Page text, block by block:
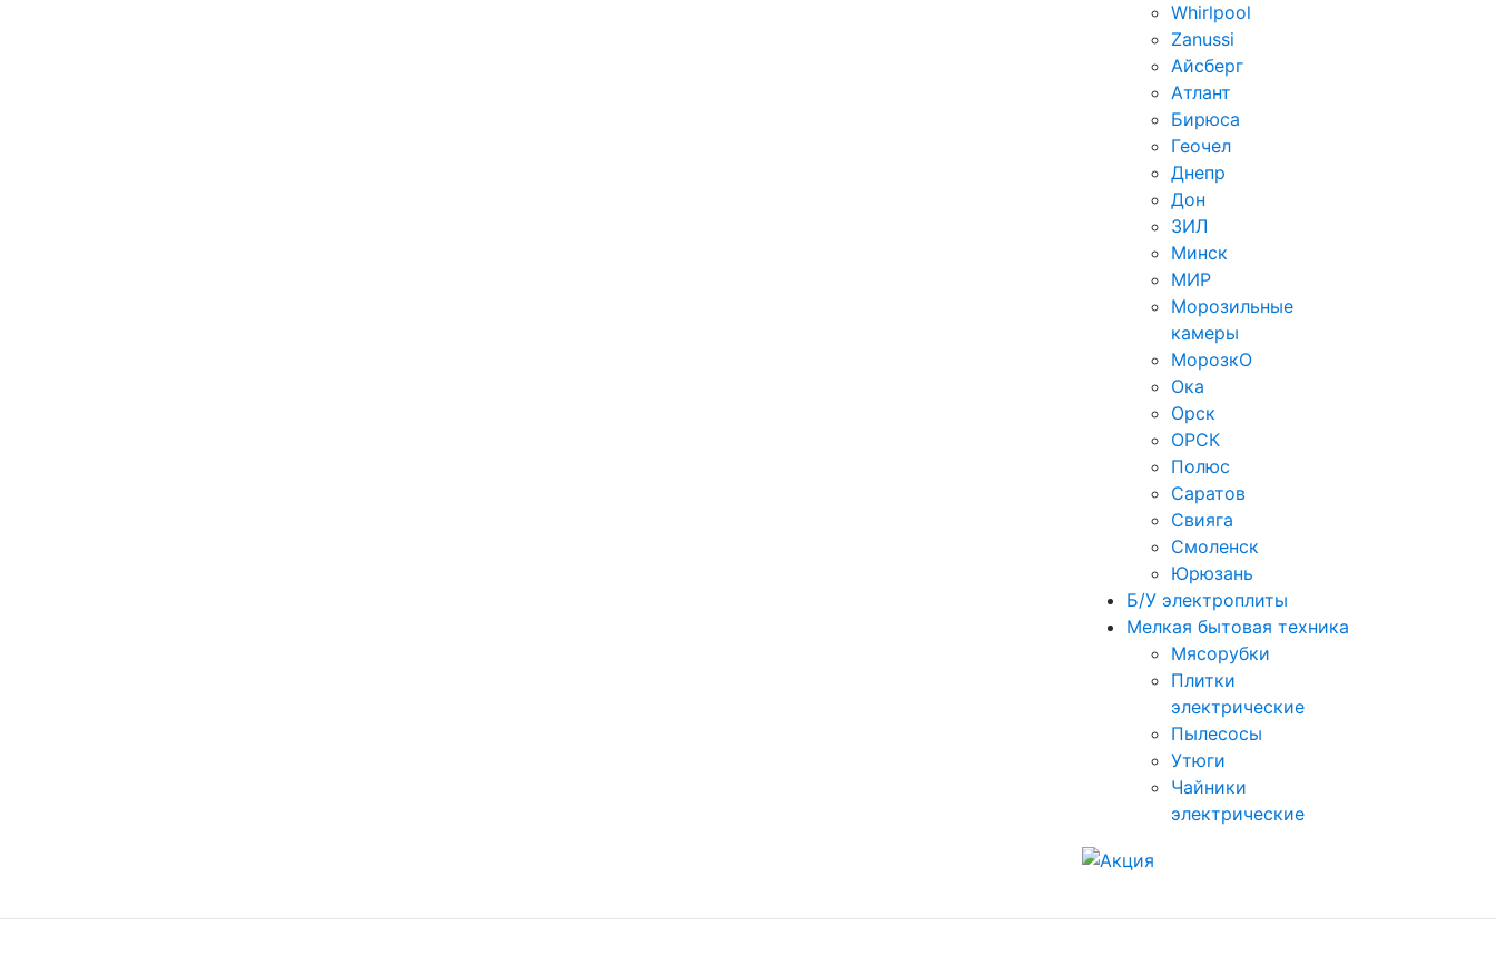
Whirlpool
Zanussi
Айсберг
Атлант
Бирюса
Геочел
Днепр
Дон
ЗИЛ
Минск
МИР
Морозильные
камеры
МорозкО
Ока
Орск
ОРСК
Полюс
Саратов
Свияга
Смоленск
Юрюзань
Б/У электроплиты
Мелкая бытовая техника
Мясорубки
Плитки
электрические
Пылесосы
Утюги
Чайники
электрические